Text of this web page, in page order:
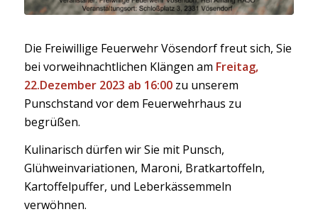
Die Freiwillige Feuerwehr Vösendorf freut sich, Sie
bei vorweihnachtlichen Klängen am Freitag,
22.Dezember 2023 ab 16:00zu unserem
Punschstand vor dem Feuerwehrhaus zu
begrüßen.
Kulinarisch dürfen wir Sie mit Punsch,
Glühweinvariationen, Maroni, Bratkartoffeln,
Kartoffelpuffer, und Leberkässemmeln
verwöhnen.